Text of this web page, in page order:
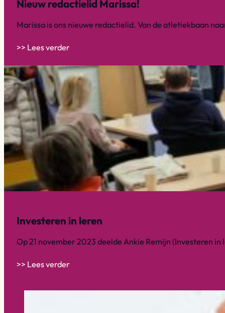
Nieuw redactielid Marissa!
Marissa is ons nieuwe redactielid. Van de atletiekbaan
>> Lees verder
Investeren in leren
Op 21 november 2023 deelde Ankie Remijn (Investeren
>> Lees verder